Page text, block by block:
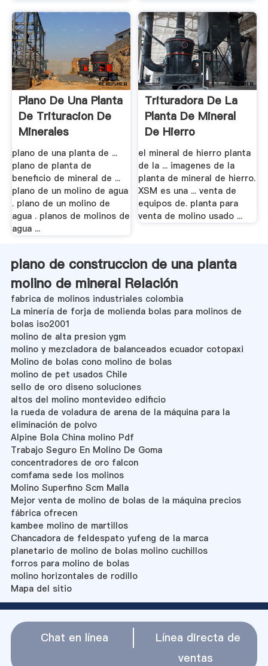
Plano De Una Planta
De Trituracion De
Minerales
plano de una planta de ...
plano de planta de
beneficio de mineral de ...
plano de un molino de agua
. plano de un molino de
agua . planos de molinos de
agua ...
Trituradora De La
Planta De Mineral
De Hierro
el mineral de hierro planta
de la ... imagenes de la
planta de mineral de hierro.
XSM es una ... venta de
equipos de. planta para
venta de molino usado ...
plano de construccion de una planta
molino de mineral Relación
fabrica de molinos industriales colombia
La minería de forja de molienda bolas para molinos de
bolas iso2001
molino de alta presion ygm
molino y mezcladora de balanceados ecuador cotopaxi
Molino de bolas cono molino de bolas
molino de pet usados Chile
sello de oro diseno soluciones
altos del molino montevideo edificio
la rueda de voladura de arena de la máquina para la
eliminación de polvo
Alpine Bola China molino Pdf
Trabajo Seguro En Molino De Goma
concentradores de oro falcon
comfama sede los molinos
Molino Superfino Scm Malla
Mejor venta de molino de bolas de la máquina precios
fábrica ofrecen
kambee molino de martillos
Chancadora de feldespato yufeng de la marca
planetario de molino de bolas molino cuchillos
forros para molino de bolas
molino horizontales de rodillo
Mapa del sitio
Chat en línea
Línea directa de
ventas